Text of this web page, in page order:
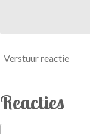
Verstuur reactie
Reacties